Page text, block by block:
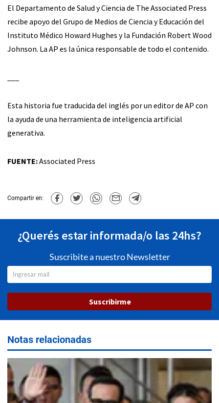
El Departamento de Salud y Ciencia de The Associated Press
recibe apoyo del Grupo de Medios de Ciencia y Educación del
Instituto Médico Howard Hughes y la Fundación Robert Wood
Johnson. La AP es la única responsable de todo el contenido.
Esta historia fue traducida del inglés por un editor de AP con
la ayuda de una herramienta de inteligencia artificial
generativa.
FUENTE:Associated Press
Compartir en:
¿Querés estar informada/o las 24hs?
Suscribite a nuestro Newsletter
Suscribirme
Notas relacionadas